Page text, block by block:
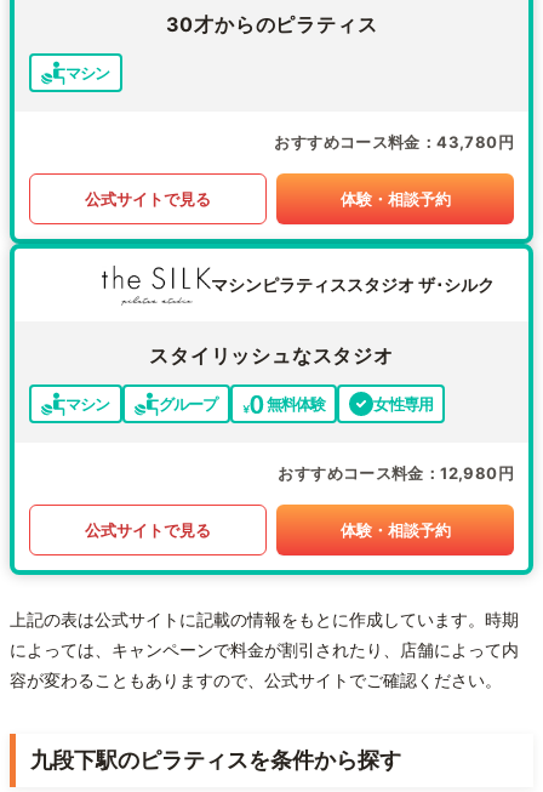
30才からのピラティス
マシン
おすすめコース料金 43,780円
公式サイトで見る 体験・相談予約
マシンピラティススタジオ ザ･シルク
スタイリッシュなスタジオ
マシン グループ 無料体験 女性専用
おすすめコース料金 12,980円
公式サイトで見る 体験・相談予約
上記の表は公式サイトに記載の情報をもとに作成しています。時期
によっては、キャンペーンで料金が割引されたり、店舗によって内
容が変わることもありますので、公式サイトでご確認ください。
九段下駅のピラティスを条件から探す